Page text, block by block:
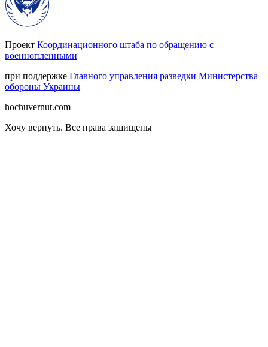
Проект Координационного штаба по обращению с
военнопленными
при поддержке Главного управления разведки Министерства
обороны Украины
hochuvernut.com
Хочу вернуть. Все права защищены